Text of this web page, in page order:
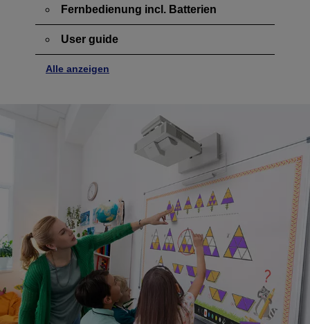
Fernbedienung incl. Batterien
User guide
Alle anzeigen